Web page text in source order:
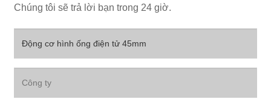
Chúng tôi sẽ trả lời bạn trong 24 giờ.